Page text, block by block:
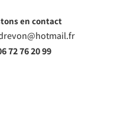
en contact
72 76 20 99